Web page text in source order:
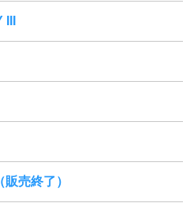
売終了）